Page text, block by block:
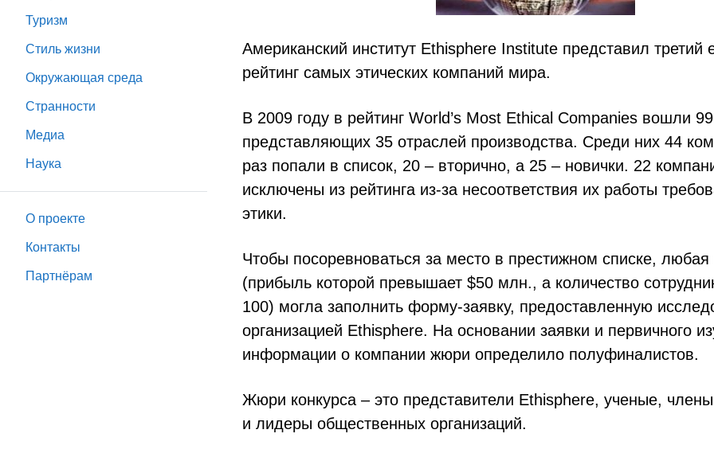
Туризм
Стиль жизни
Окружающая среда
Странности
Медиа
Наука
О проекте
Контакты
Партнёрам
Американский институт Ethisphere Institute представил третий
рейтинг самых этических компаний мира.
В 2009 году в рейтинг World’s Most Ethical Companies вошли
представляющих 35 отраслей производства. Среди них 44
раз попали в список, 20 – вторично, а 25 – новички. 22
исключены из рейтинга из-за несоответствия их работы
этики.
Чтобы посоревноваться за место в престижном списке, любая
(прибыль которой превышает $50 млн., а количество
100) могла заполнить форму-заявку, предоставленную
организацией Ethisphere. На основании заявки и первичного
информации о компании жюри определило полуфиналистов.
Жюри конкурса – это представители Ethisphere, ученые,
и лидеры общественных организаций.